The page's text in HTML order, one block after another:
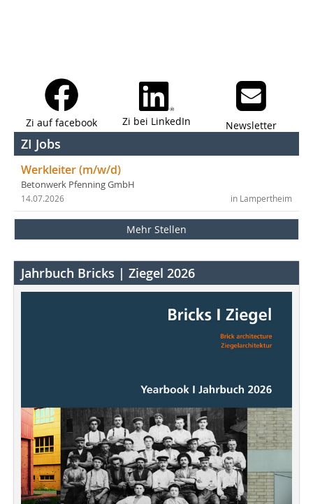
Zi auf facebook Zi bei LinkedIn Newsletter
ZI Jobs
Werkleiter (m/w/d)
Betonwerk Pfenning GmbH
in Lampertheim
14.07.2026
Mehr Stellen
Jahrbuch Bricks | Ziegel 2026